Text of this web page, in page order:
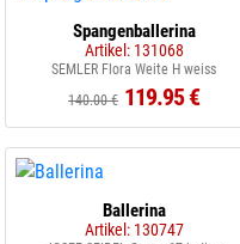
Spangenballerina
Artikel: 131068
SEMLER Flora Weite H weiss
140.00 € 119.95 €
Ballerina
Artikel: 130747